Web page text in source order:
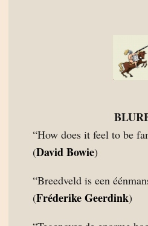
“How does it feel to be
(David Bowie)
“Breedveld is een
(Fréderike Geerdink)